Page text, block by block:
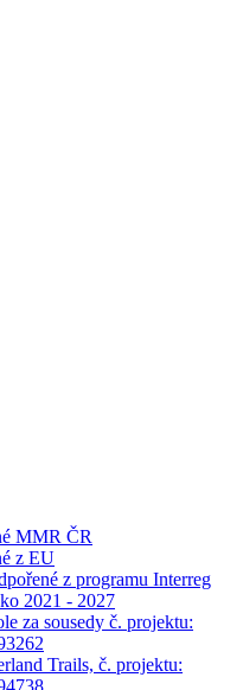
MMR ČR
z EU
z programu Interreg
2021 - 2027
za sousedy č. projektu:
Trails, č. projektu: